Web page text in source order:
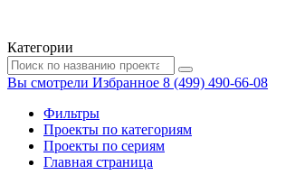
Категории
Вы смотрели Избранное 8 (499) 490-66-08
Фильтры
Проекты по категориям
Проекты по сериям
Главная страница